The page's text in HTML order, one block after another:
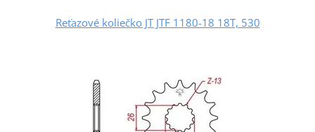
Reťazové koliečko JT JTF 1180-18 18T, 530